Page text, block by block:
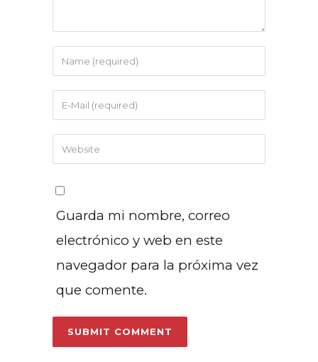
Guarda mi nombre, correo
electrónico y web en este
navegador para la próxima vez
que comente.